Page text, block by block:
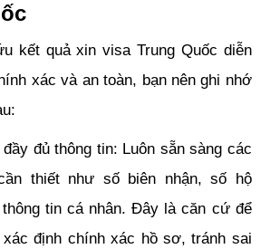
kết quả xin visa Trung Quốc diễn
xác và an toàn, bạn nên ghi nhớ
đủ thông tin: Luôn sẵn sàng các
thiết như số biên nhận, số hộ
tin cá nhân. Đây là căn cứ để
xác định chính xác hồ sơ, tránh sai